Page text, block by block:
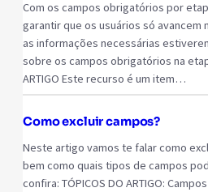
Com os campos obrigatórios por
garantir que os usuários só avancem
as informações necessárias
sobre os campos obrigatórios na
ARTIGO Este recurso é um item…
Como excluir campos?
Neste artigo vamos te falar como
bem como quais tipos de campos
confira: TÓPICOS DO ARTIGO: